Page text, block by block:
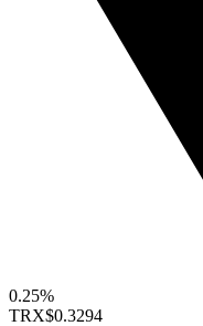
0.25%
TRX$0.3294